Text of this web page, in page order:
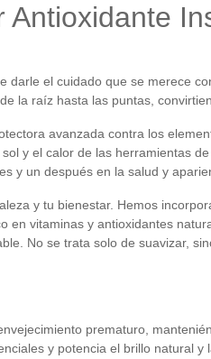
el cuidado que se merece
la raíz hasta las puntas,
avanzada contra los
y el calor de las herramientas
y un después en la salud y
y tu bienestar. Hemos
vitaminas y antioxidantes
No se trata solo de suavizar,
prematuro,
y potencia el brillo natural y